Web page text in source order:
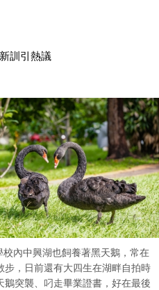
新訓引熱議
校內中興湖也飼養著黑天鵝，常在
步，日前還有大四生在湖畔自拍時
鵝突襲、叼走畢業證書，好在最後